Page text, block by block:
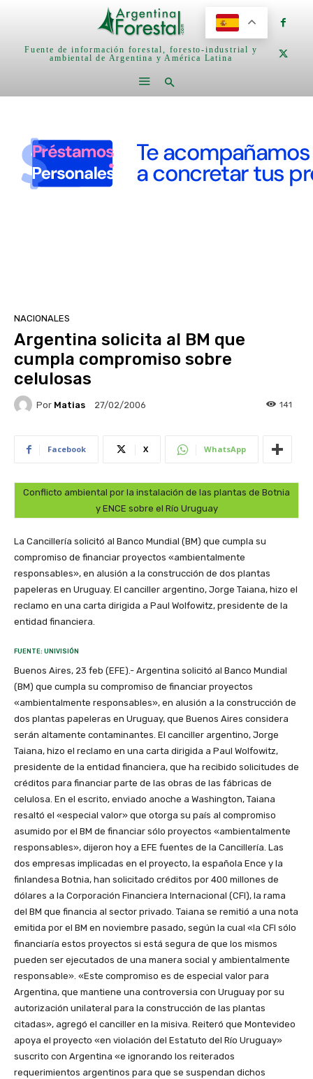
Fuente de información forestal, foresto-industrial y
ambiental de Argentina y América Latina
NACIONALES
Argentina solicita al BM que
cumpla compromiso sobre
celulosas
Por Matias 27/02/2006 141
Facebook X WhatsApp
Conflicto ambiental por la instalación de las plantas de Botnia
y ENCE sobre el Río Uruguay
La Cancillería solicitó al Banco Mundial (BM) que cumpla su
compromiso de financiar proyectos «ambientalmente
responsables», en alusión a la construcción de dos plantas
papeleras en Uruguay. El canciller argentino, Jorge Taiana, hizo el
reclamo en una carta dirigida a Paul Wolfowitz, presidente de la
entidad financiera.
FUENTE: UNIVISIÓN
Buenos Aires, 23 feb (EFE).- Argentina solicitó al Banco Mundial
(BM) que cumpla su compromiso de financiar proyectos
«ambientalmente responsables», en alusión a la construcción de
dos plantas papeleras en Uruguay, que Buenos Aires considera
serán altamente contaminantes. El canciller argentino, Jorge
Taiana, hizo el reclamo en una carta dirigida a Paul Wolfowitz,
presidente de la entidad financiera, que ha recibido solicitudes de
créditos para financiar parte de las obras de las fábricas de
celulosa. En el escrito, enviado anoche a Washington, Taiana
resaltó el «especial valor» que otorga su país al compromiso
asumido por el BM de financiar sólo proyectos «ambientalmente
responsables», dijeron hoy a EFE fuentes de la Cancillería. Las
dos empresas implicadas en el proyecto, la española Ence y la
finlandesa Botnia, han solicitado créditos por 400 millones de
dólares a la Corporación Financiera Internacional (CFI), la rama
del BM que financia al sector privado. Taiana se remitió a una nota
emitida por el BM en noviembre pasado, según la cual «la CFI sólo
financiaría estos proyectos si está segura de que los mismos
pueden ser ejecutados de una manera social y ambientalmente
responsable». «Este compromiso es de especial valor para
Argentina, que mantiene una controversia con Uruguay por su
autorización unilateral para la construcción de las plantas
citadas», agregó el canciller en la misiva. Reiteró que Montevideo
apoya el proyecto «en violación del Estatuto del Río Uruguay»
suscrito con Argentina «e ignorando los reiterados
requerimientos argentinos para que se suspendan dichos